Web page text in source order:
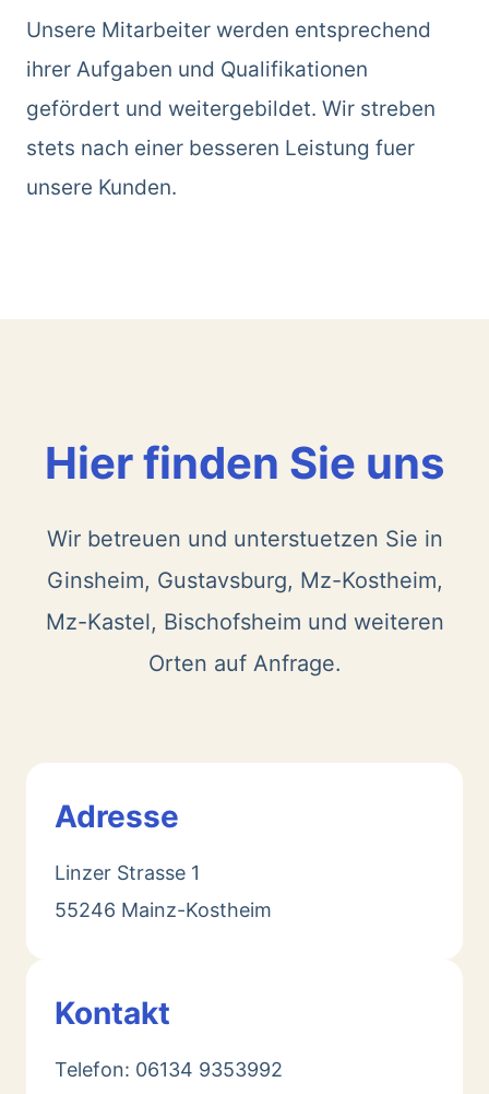
Unsere Mitarbeiter werden entsprechend
ihrer Aufgaben und Qualifikationen
gefördert und weitergebildet. Wir streben
stets nach einer besseren Leistung fuer
unsere Kunden.
Hier finden Sie uns
Wir betreuen und unterstuetzen Sie in
Ginsheim, Gustavsburg, Mz-Kostheim,
Mz-Kastel, Bischofsheim und weiteren
Orten auf Anfrage.
Adresse
Linzer Strasse 1
55246 Mainz-Kostheim
Kontakt
Telefon: 06134 9353992